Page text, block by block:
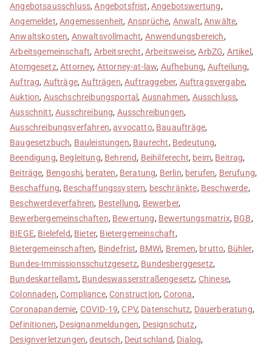
Angebotsausschluss,Angebotsfrist, Angebotswertung,
Angemeldet,Angemessenheit, Ansprüche, Anwalt,Anwälte,
Anwaltskosten, Anwaltsvollmacht, Anwendungsbereich,
Arbeitsgemeinschaft, Arbeitsrecht, Arbeitsweise,ArbZG, Artikel ,
Atomgesetz,Attorney, Attorney-at-law, Aufhebung, Aufteilung,
Auftrag, Aufträge,Aufträgen,Auftraggeber, Auftragsvergabe,
Auktion, Auschschreibungsportal, Ausnahmen, Ausschluss,
Ausschnitt,Ausschreibung, Ausschreibungen,
Ausschreibungsverfahren,avvocatto, Bauaufträge,
Baugesetzbuch, Bauleistungen, Baurecht, Bedeutung,
Beendigung, Begleitung, Behrend, Beihilferecht, beim, Beitrag,
Beiträge, Bengoshi, beraten, Beratung, Berlin, berufen, Berufung,
Beschaffung, Beschaffungssystem, beschränkte, Beschwerde,
Beschwerdeverfahren, Bestellung, Bewerber,
Bewerbergemeinschaften, Bewertung, Bewertungsmatrix, BGB,
BIEGE, Bielefeld, Bieter, Bietergemeinschaft,
Bietergemeinschaften, Bindefrist, BMWi, Bremen, brutto, Bühler,
Bundes-Immissionsschutzgesetz, Bundesberggesetz,
Bundeskartellamt, Bundeswasserstraßengesetz, Chinese,
Colonnaden,Compliance,Construction,Corona,
Coronapandemie, COVID-19,CPV, Datenschutz, Dauerberatung,
Definitionen, Designanmeldungen, Designschutz,
Designverletzungen,deutsch, Deutschland, Dialog,